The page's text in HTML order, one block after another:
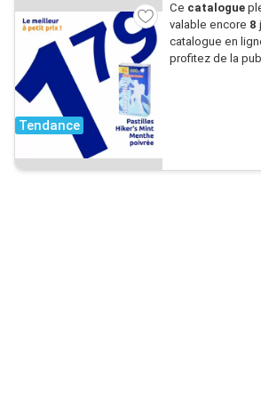
Tendance
Ce catalogue
valable encore 8
catalogue en
profitez de la